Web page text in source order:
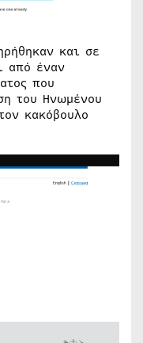
και σε
από έναν
που
του Ηνωμένου
κακόβουλο